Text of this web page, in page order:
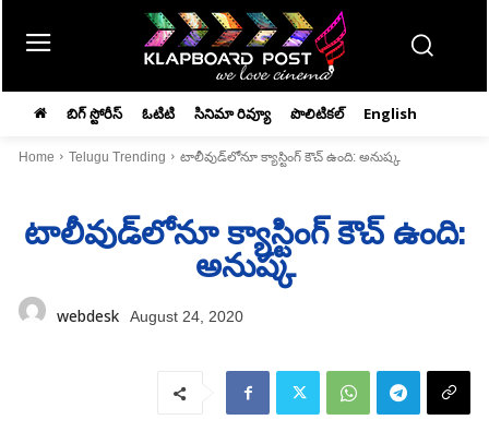
బిగ్ స్టోరీస్ ఓటిటి సినిమా రివ్యూ పొలిటికల్ English
Home Telugu Trending టాలీవుడ్‌లోనూ క్యాస్టింగ్ కౌచ్‌ ఉంది: అనుష్క
టాలీవుడ్‌లోనూ క్యాస్టింగ్ కౌచ్‌ ఉంది:
అనుష్క
webdesk August 24, 2020